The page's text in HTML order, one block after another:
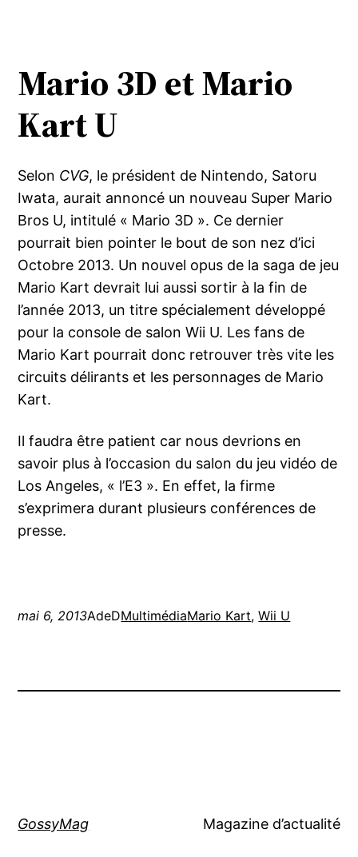
Mario 3D etMario
Kart U
Selon CVG, le président de Nintendo, Satoru
Iwata, aurait annoncé un nouveau Super Mario
Bros U, intitulé « Mario 3D ». Ce dernier
pourrait bien pointer le bout de son nez d’ici
Octobre 2013. Un nouvel opus de la saga de jeu
Mario Kart devrait lui aussi sortir à la fin de
l’année 2013, un titre spécialement développé
pour la console de salon Wii U. Les fans de
Mario Kart pourrait donc retrouver très vite les
circuits délirants et les personnages de Mario
Kart.
Il faudra être patient car nous devrions en
savoir plus à l’occasion du salon du jeu vidéo de
Los Angeles, « l’E3 ». En effet, la firme
s’exprimera durant plusieurs conférences de
presse.
mai 6, 2013AdeDMultimédiaMario Kart, Wii U
GossyMag Magazine d’actualité